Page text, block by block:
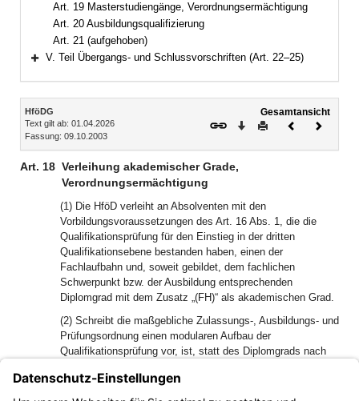
Art. 19 Masterstudiengänge, Verordnungsermächtigung
Art. 20 Ausbildungsqualifizierung
Art. 21 (aufgehoben)
V. Teil Übergangs- und Schlussvorschriften (Art. 22–25)
Inhalt
HföDG
Text gilt ab: 01.04.2026
Fassung: 09.10.2003
Gesamtansicht
Download
DruckenVorheriges
Art. 18 Verleihung akademischer Grade,
Verordnungsermächtigung
(1) Die HföD verleiht an Absolventen mit den
Vorbildungsvoraussetzungen des Art. 16 Abs. 1, die die
Qualifikationsprüfung für den Einstieg in der dritten
Qualifikationsebene bestanden haben, einen der
Fachlaufbahn und, soweit gebildet, dem fachlichen
Schwerpunkt bzw. der Ausbildung entsprechenden
Diplomgrad mit dem Zusatz „(FH)“ als akademischen Grad.
(2) Schreibt die maßgebliche Zulassungs-, Ausbildungs- und
Prüfungsordnung einen modularen Aufbau der
Qualifikationsprüfung vor, ist, statt des Diplomgrads nach
Bakkalaureatsgrad als akademischer Grad zu verleihen.